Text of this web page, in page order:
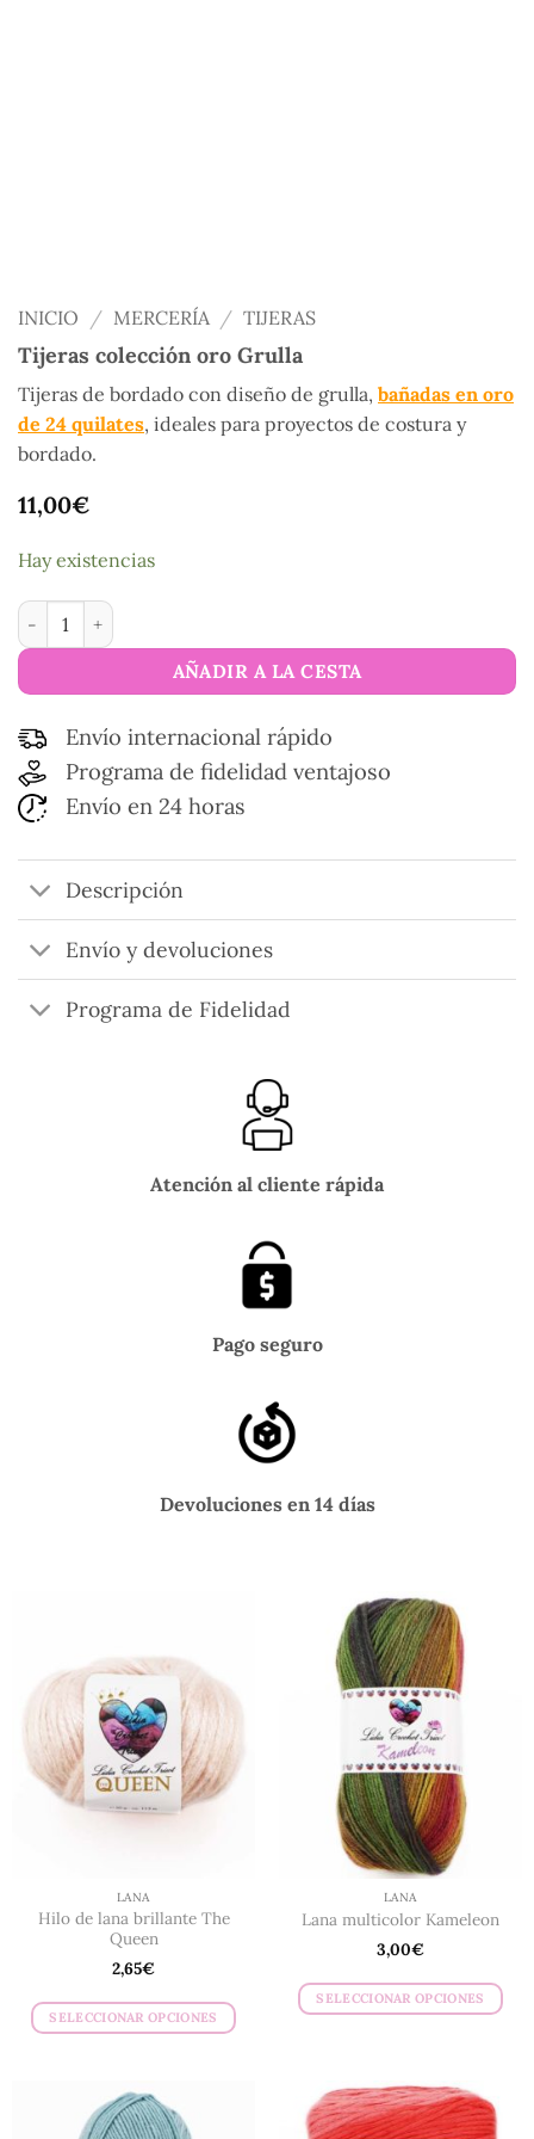
INICIO / MERCERÍA / TIJERAS
Tijeras colección oro Grulla
Tijeras de bordado con diseño de grulla, bañadas en oro
de 24 quilates, ideales para proyectos de costura y
bordado.
11,00€
Hay existencias
Tijeras colección oro Grulla cantidad
AÑADIR A LA CESTA
Envío internacional rápido
Programa de fidelidad ventajoso
Envío en 24 horas
Descripción
Envío y devoluciones
Programa de Fidelidad
Atención al cliente rápida
Pago seguro
Devoluciones en 14 días
LANA
Hilo de lana brillante The
Queen
2,65€
SELECCIONAR OPCIONES
tiene
múltiples
LANA
Lana multicolor Kameleon
3,00€
SELECCIONAR OPCIONES
múltiples
variantes.